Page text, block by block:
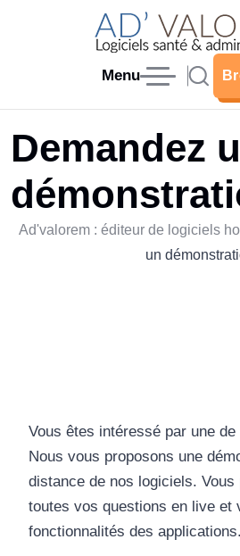
Menu
Demandez
Ad'valorem : éditeur de logiciels
un
Vous êtes intéressé par une
Nous vous proposons une
distance de nos logiciels.
toutes vos questions en live et
fonctionnalités des applications.